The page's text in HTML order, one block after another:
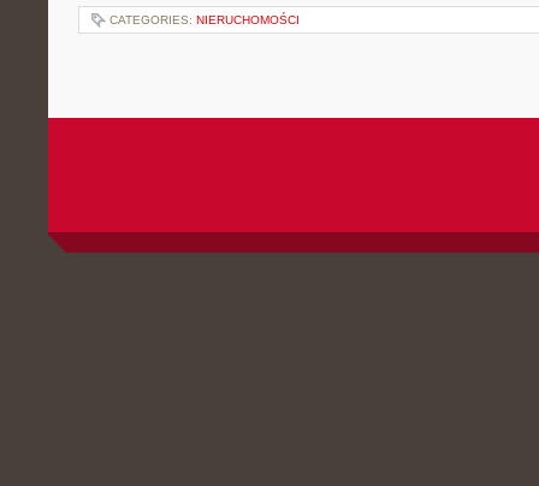
CATEGORIES: NIERUCHOMOŚCI